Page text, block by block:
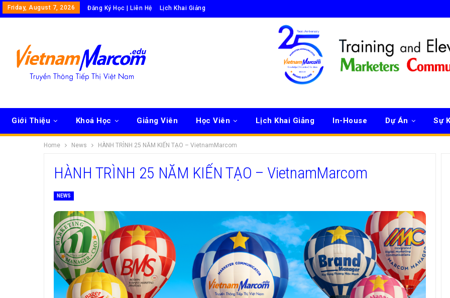
Friday, August 7, 2026 Đăng Ký Học | Liên Hệ Lịch Khai Giảng
Giới Thiệu Khoá Học Giảng Viên Học Viên Lịch Khai Giảng In-House Dự Án Sự
Home News HÀNH TRÌNH 25 NĂM KIẾN TẠO – VietnamMarcom
HÀNH TRÌNH 25 NĂM KIẾN TẠO – VietnamMarcom
NEWS